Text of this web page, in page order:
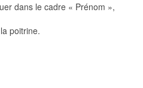
dans le cadre « Prénom »,
poitrine.